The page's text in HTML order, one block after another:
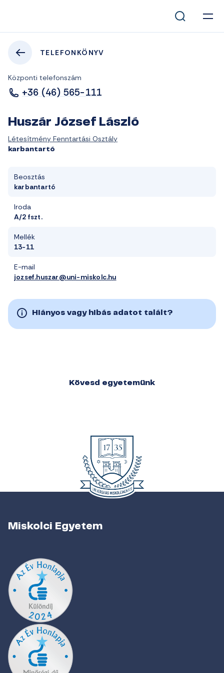
TELEFONKÖNYV
Központi telefonszám
+36 (46) 565-111
Huszár József László
Létesítmény Fenntartási Osztály
karbantartó
Beosztás
karbantartó
Iroda
A/2 fszt.
Mellék
13-11
E-mail
jozsef.huszar@uni-miskolc.hu
Hiányos vagy hibás adatot talált?
Kövesd egyetemünk
Miskolci Egyetem